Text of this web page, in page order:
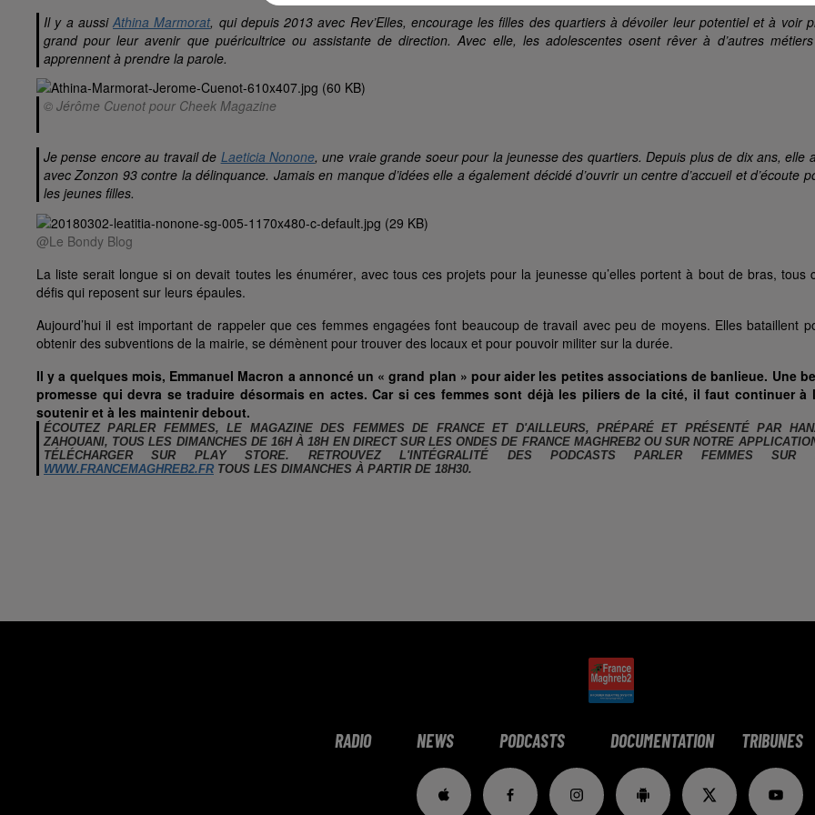
Il y a aussiAthina Marmorat, qui depuis 2013 avec Rev’Elles, encourage les filles des quartiers à dévoiler leur potentiel et à voir
grand pour leur avenir que puéricultrice ou assistante de direction. Avec elle, les adolescentes osent rêver à d’autres
apprennent à prendre la parole.
© Jérôme Cuenot pour Cheek Magazine
Je pense encore au travail de Laeticia Nonone, une vraie grande soeur pour la jeunesse des quartiers. Depuis plus de dix ans, elle
avec Zonzon 93 contre la délinquance. Jamais en manque d’idées elle a également décidé d’ouvrir un centre d’accueil et d’écoute
les jeunes filles.
@Le Bondy Blog
La liste serait longue si on devait toutes les énumérer, avec tous ces projets pour la jeunesse qu’elles portent à bout de bras, tous
défis qui reposent sur leurs épaules.
Aujourd’hui il est important de rappeler que ces femmes engagées font beaucoup de travail avec peu de moyens. Elles bataillent
obtenir des subventions de la mairie, se démènent pour trouver des locaux et pour pouvoir militer sur la durée.
Il y a quelques mois, Emmanuel Macron a annoncé un « grand plan » pour aider les petites associations de banlieue. Une
promesse qui devra se traduire désormais en actes. Car si ces femmes sont déjà les piliers de la cité, il faut continuer à
soutenir et à les maintenir debout.
ÉCOUTEZ PARLER FEMMES, LE MAGAZINE DES FEMMES DE FRANCE ET D'AILLEURS, PRÉPARÉ ET PRÉSENTÉ PAR
ZAHOUANI, TOUS LES DIMANCHES DE 16H À 18H EN DIRECT SUR LES ONDES DE FRANCE MAGHREB2 OU SUR NOTRE
TÉLÉCHARGER SUR PLAY STORE. RETROUVEZ L'INTÉGRALITÉ DES PODCASTS PARLER FEMMES SUR
WWW.FRANCEMAGHREB2.FRTOUS LES DIMANCHES À PARTIR DE 18H30.
RADIO NEWS PODCASTS DOCUMENTATION TRIBUNES